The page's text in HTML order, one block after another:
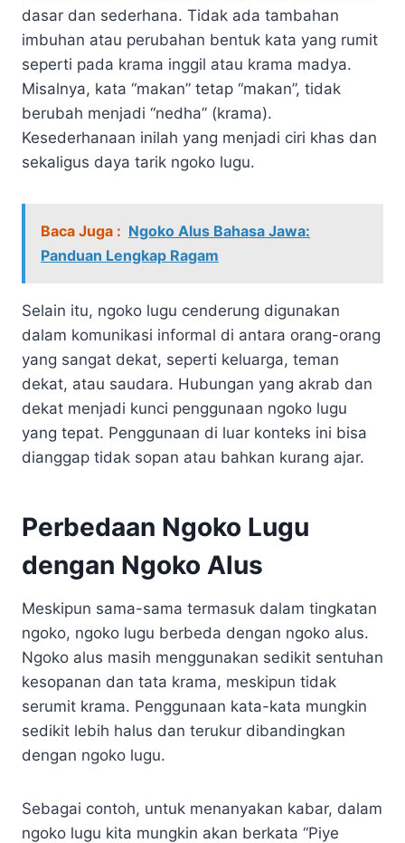
dasar dan sederhana. Tidak ada tambahan
imbuhan atau perubahan bentuk kata yang rumit
seperti pada krama inggil atau krama madya.
Misalnya, kata “makan” tetap “makan”, tidak
berubah menjadi “nedha” (krama).
Kesederhanaan inilah yang menjadi ciri khas dan
sekaligus daya tarik ngoko lugu.
Baca Juga : Ngoko Alus Bahasa Jawa:
Panduan Lengkap Ragam
Selain itu, ngoko lugu cenderung digunakan
dalam komunikasi informal di antara orang-orang
yang sangat dekat, seperti keluarga, teman
dekat, atau saudara. Hubungan yang akrab dan
dekat menjadi kunci penggunaan ngoko lugu
yang tepat. Penggunaan di luar konteks ini bisa
dianggap tidak sopan atau bahkan kurang ajar.
Perbedaan Ngoko Lugu
dengan Ngoko Alus
Meskipun sama-sama termasuk dalam tingkatan
ngoko, ngoko lugu berbeda dengan ngoko alus.
Ngoko alus masih menggunakan sedikit sentuhan
kesopanan dan tata krama, meskipun tidak
serumit krama. Penggunaan kata-kata mungkin
sedikit lebih halus dan terukur dibandingkan
dengan ngoko lugu.
Sebagai contoh, untuk menanyakan kabar, dalam
ngoko lugu kita mungkin akan berkata “Piye